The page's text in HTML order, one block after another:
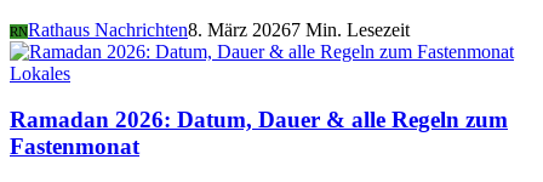
RNRathaus Nachrichten8. März 20267 Min. Lesezeit
Lokales
Ramadan 2026: Datum, Dauer & alle Regeln zum
Fastenmonat